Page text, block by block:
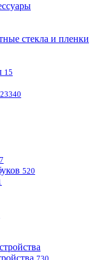
стекла и пленки
15
23340
520